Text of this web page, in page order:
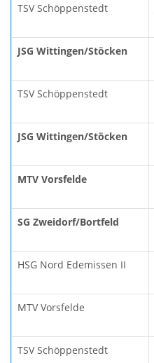
TSV Schöppenstedt
JSG Wittingen/Stöcken
TSV Schöppenstedt
JSG Wittingen/Stöcken
MTV Vorsfelde
SG Zweidorf/Bortfeld
HSG Nord Edemissen II
MTV Vorsfelde
TSV Schöppenstedt